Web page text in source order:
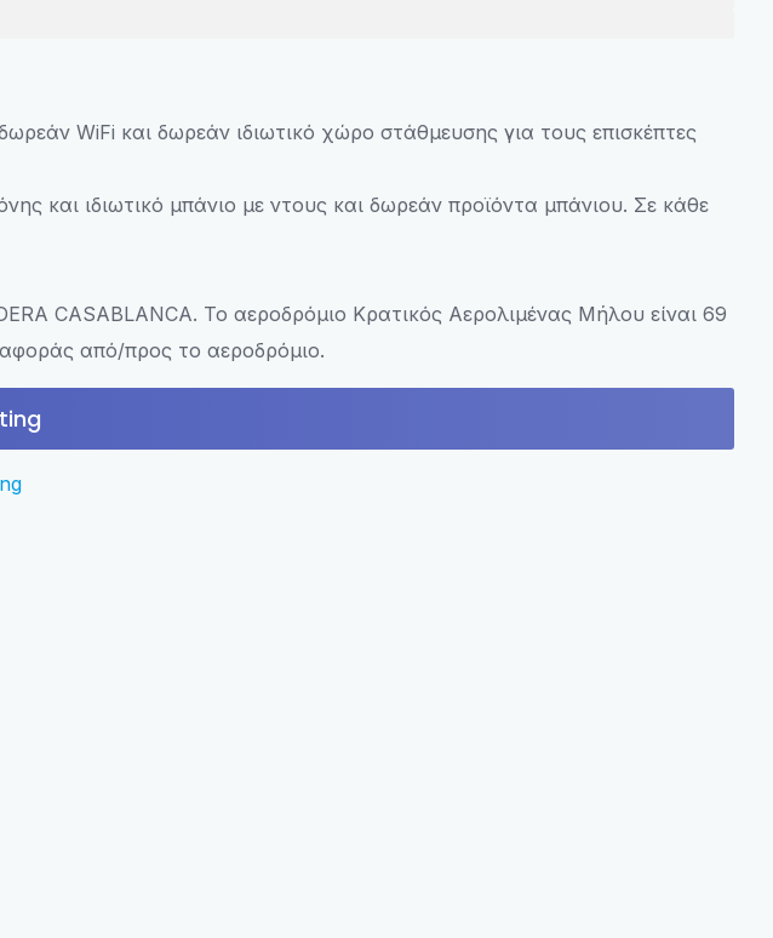
WiFi και δωρεάν ιδιωτικό χώρο στάθμευσης για τους επισκέπτες
και ιδιωτικό μπάνιο με ντους και δωρεάν προϊόντα μπάνιου. Σε κάθε
CASABLANCA. Το αεροδρόμιο Κρατικός Αερολιμένας Μήλου είναι 69
από/προς το αεροδρόμιο.